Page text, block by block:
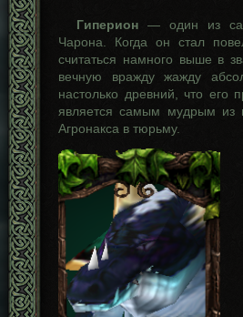
Гиперион — один из
Чарона. Когда он стал
считаться намного выше в
вечную вражду жажду
настолько древний, что его
является самым мудрым из
Агронакса в тюрьму.